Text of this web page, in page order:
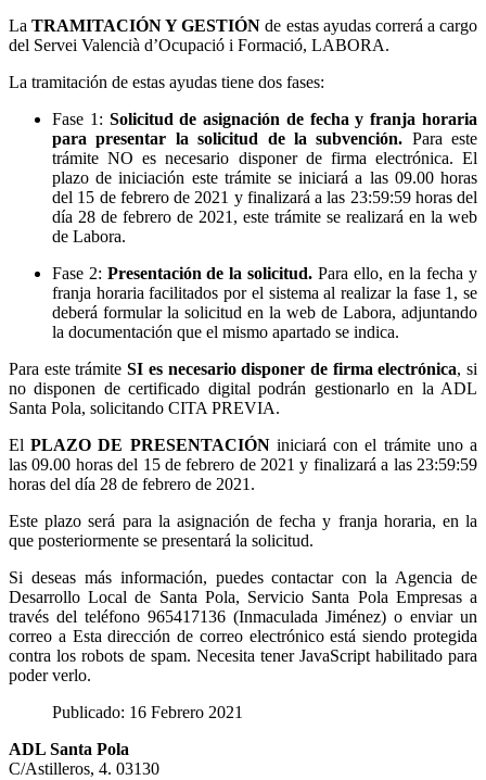
LaTRAMITACIÓN Y GESTIÓN de estas ayudas correrá a cargo
del Servei Valencià d’Ocupació i Formació, LABORA.
La tramitación de estas ayudas tiene dos fases:
Fase 1: Solicitud de asignación de fecha y franja horaria
para presentar la solicitud de la subvención. Para este
trámite NO es necesario disponer de firma electrónica. El
plazo de iniciación este trámite se iniciará a las 09.00 horas
del 15 de febrero de 2021 y finalizará a las 23:59:59 horas del
día 28 de febrero de 2021, este trámite se realizará en la web
de Labora.
Fase 2: Presentación de la solicitud. Para ello, en la fecha y
franja horaria facilitados por el sistema al realizar la fase 1, se
deberá formular la solicitud en la web de Labora, adjuntando
la documentación que el mismo apartado se indica.
Para este trámiteSI es necesario disponer de firma electrónica, si
no disponen de certificado digital podrán gestionarlo en la ADL
Santa Pola, solicitando CITA PREVIA.
ElPLAZO DE PRESENTACIÓNiniciará con el trámite uno a
las 09.00 horas del 15 de febrero de 2021 y finalizará a las 23:59:59
horas del día 28 de febrero de 2021.
Este plazo será para la asignación de fecha y franja horaria, en la
que posteriormente se presentará la solicitud.
Si deseas más información, puedes contactar con la Agencia de
Desarrollo Local de Santa Pola, Servicio Santa Pola Empresas a
través del teléfono 965417136 (Inmaculada Jiménez) o enviar un
correo a Esta dirección de correo electrónico está siendo protegida
contra los robots de spam. Necesita tener JavaScript habilitado para
poder verlo.
Publicado: 16 Febrero 2021
ADL Santa Pola
C/Astilleros, 4. 03130